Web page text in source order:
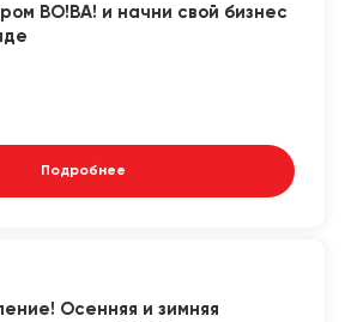
ВО!ВА! и начни свой бизнес
Подробнее
Осенняя и зимняя